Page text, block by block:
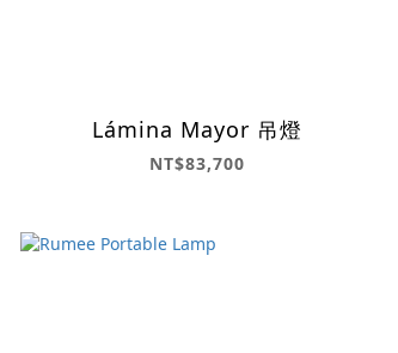
Lámina Mayor 吊燈
NT$83,700